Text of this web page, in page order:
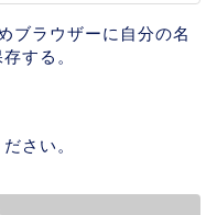
ブラウザーに自分の名
する。
さい。